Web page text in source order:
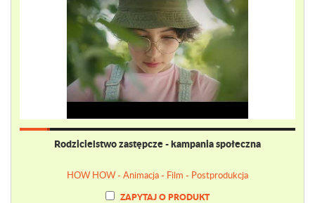
Rodzicielstwo zastępcze - kampania społeczna
HOW HOW - Animacja - Film - Postprodukcja
ZAPYTAJ O PRODUKT